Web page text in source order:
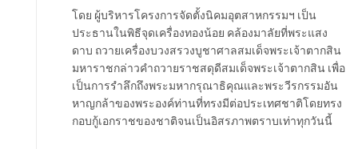
โดย ผู้บริหารโครงการจัดตั้งนิคมอุตสาหกรรมฯ เป็น
ประธานในพิธีจุดเครื่องทองน้อย คล้องมาลัยที่พระแสง
ดาบ ถวายเครื่องบวงสรวงบูชาศาลสมเด็จพระเจ้าตากสิน
มหาราชกล่าวคำถวายราชสดุดีสมเด็จพระเจ้าตากสิน เพื่อ
เป็นการรำลึกถึงพระมหากรุณาธิคุณและพระวีรกรรมอัน
หาญกล้าของพระองค์ท่านที่ทรงมีต่อประเทศชาติโดยทรง
กอบกู้เอกราชของชาติจนเป็นอิสรภาพตราบเท่าทุกวันนี้